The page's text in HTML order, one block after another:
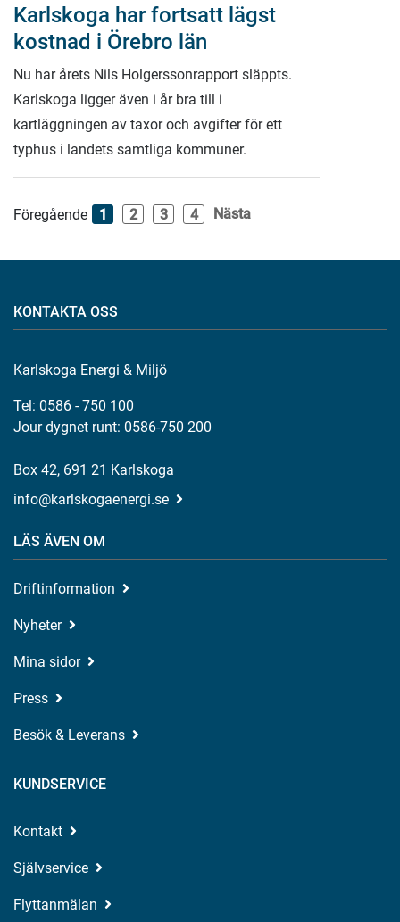
Karlskoga har fortsatt lägst
kostnad i Örebro län
Nu har årets Nils Holgerssonrapport släppts.
Karlskoga ligger även i år bra till i
kartläggningen av taxor och avgifter för ett
typhus i landets samtliga kommuner.
Föregående 1 2 3 4 Nästa
KONTAKTA OSS
Karlskoga Energi & Miljö
Tel: 0586 - 750 100
Jour dygnet runt: 0586-750 200
Box 42, 691 21 Karlskoga
info@karlskogaenergi.se
LÄS ÄVEN OM
Driftinformation
Nyheter
Mina sidor
Press
Besök & Leverans
KUNDSERVICE
Kontakt
Självservice
Flyttanmälan